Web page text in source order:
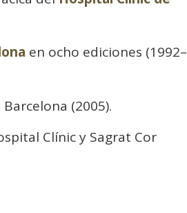
en ocho ediciones (1992–
(2005).
Clínic y Sagrat Cor